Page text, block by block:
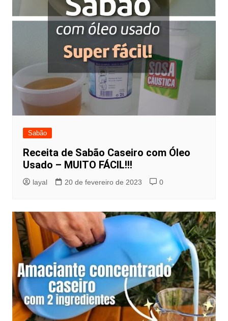
Sabão
Receita de Sabão Caseiro com Óleo
Usado – MUITO FÁCIL!!!
layal 20 de fevereiro de 2023 0